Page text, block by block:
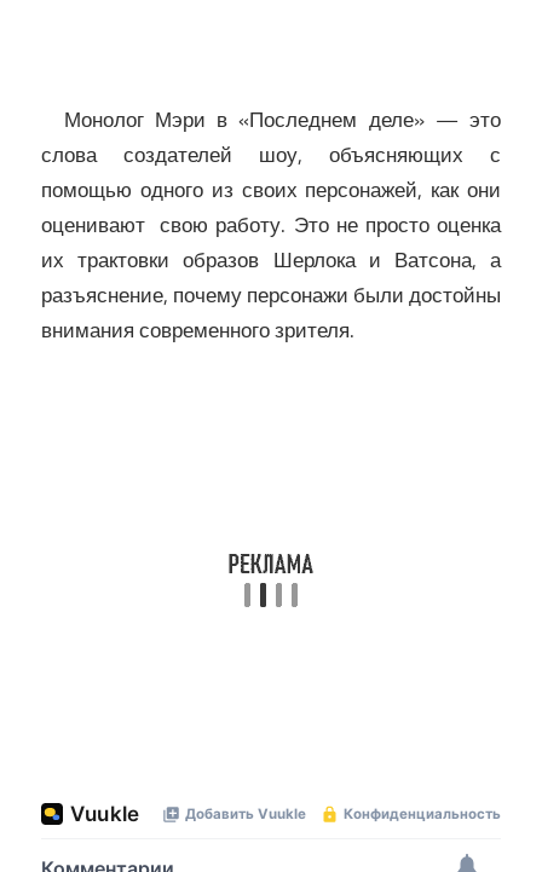
Монолог Мэри в «Последнем деле» — это
слова создателей шоу, объясняющих с
помощью одного из своих персонажей, как они
оценивают свою работу. Это не просто оценка
их трактовки образов Шерлока и Ватсона, а
разъяснение, почему персонажи были достойны
внимания современного зрителя.